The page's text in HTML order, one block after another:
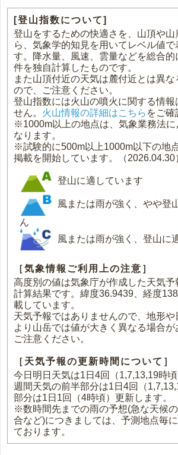
[登山指数について]
登山をするための快適さを、山頂や
ら、気象学的知見を用いてレベル値で
す。降水量、風速、雲量などを総合的
件を独自計算したものです。
また山頂付近の天気は麓付近とは異
ので、ご注意ください。
登山指数には火山の噴火に関する情報
せん。 火山情報の詳細はこちら をご確
※1000m以上の地点は、気象業務法に
なります。
※試験的に500m以上1000m以下の地
掲載を開始しています。（2026.04.30
登山に適しています
風または雨が強く、やや登
ん
風または雨が強く、登山に
［気象情報ご利用上の注意］
高度別の値は気象庁が作成した天気予
計算結果です。緯度36.9439、経度
載しています。
天気予報ではありませんので、地形や
より山岳では値が大きく異なる場合
ご注意ください。
［天気予報の更新時間について］
今日明日天気は1日4回（1,7,13,19時頃
週間天気の前半部分は1日4回（
部分は1日1回（4時頃）更新します。
※数時間先までの雨の予想(急な天候
合など)につきましては、予測地点毎
ております。